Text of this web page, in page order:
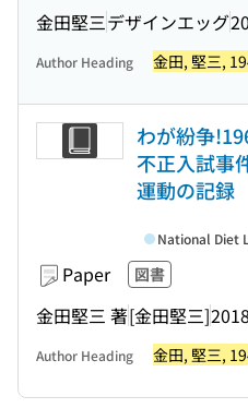
金田堅三デザインエッグ
Author Heading 金田, 堅三,
わが紛争
不正入試事
運動の記録
Paper 図書
金田堅三 著[金田堅三]
National Diet
Author Heading 金田, 堅三,